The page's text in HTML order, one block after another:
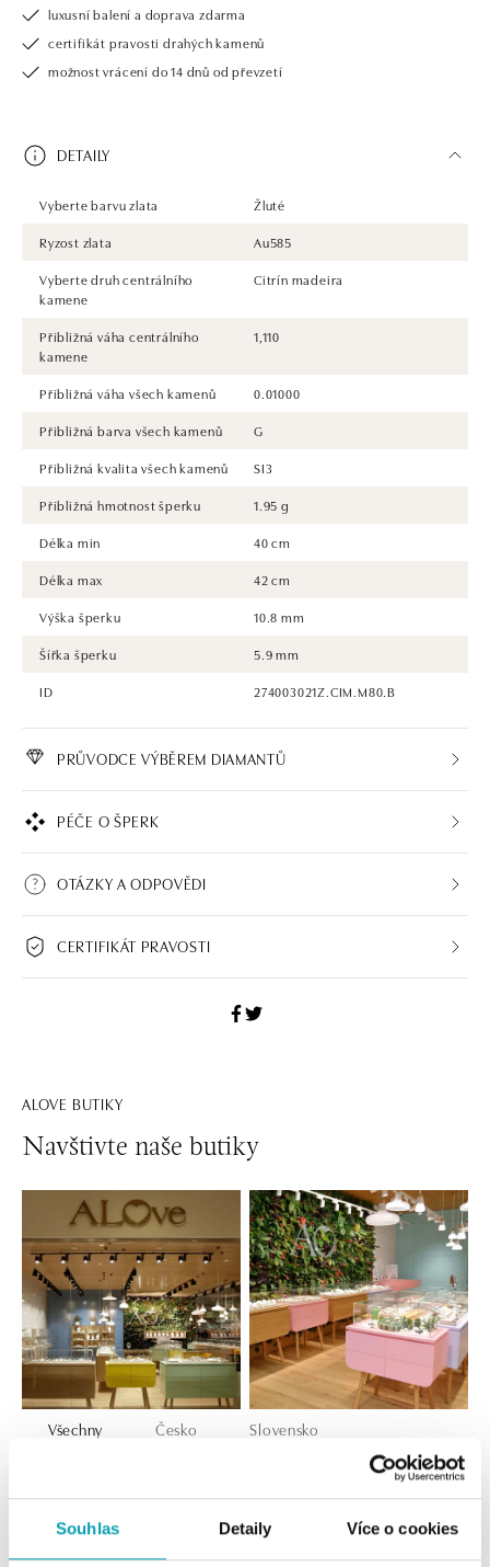
Souhlas Detaily Více o cookies
luxusní balení a doprava zdarma
certifikát pravosti drahých kamenů
možnost vrácení do 14 dnů od převzetí
DETAILY
Vyberte barvu zlata
Žluté
Ryzost zlata
Au585
Vyberte druh centrálního
kamene
Citrín madeira
Přibližná váha centrálního
kamene
1,110
Přibližná váha všech kamenů
0.01000
Přibližná barva všech kamenů
G
Přibližná kvalita všech kamenů
SI3
Přibližná hmotnost šperku
1.95 g
Délka min
40 cm
Délka max
42 cm
Výška šperku
10.8 mm
Šířka šperku
5.9 mm
ID
274003021Z.CIM.M80.B
PRŮVODCE VÝBĚREM DIAMANTŮ
PÉČE O ŠPERK
OTÁZKY A ODPOVĚDI
CERTIFIKÁT PRAVOSTI
ALOVE BUTIKY
Navštivte naše butiky
Všechny Česko Slovensko
tel.: +420736509250
dnes otevřeno od 09:00